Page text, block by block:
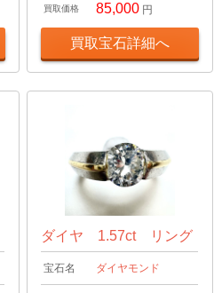
買取価格 85,000 円
買取宝石詳細へ
ダイヤ 1.57ct リング
宝石名 ダイヤモンド